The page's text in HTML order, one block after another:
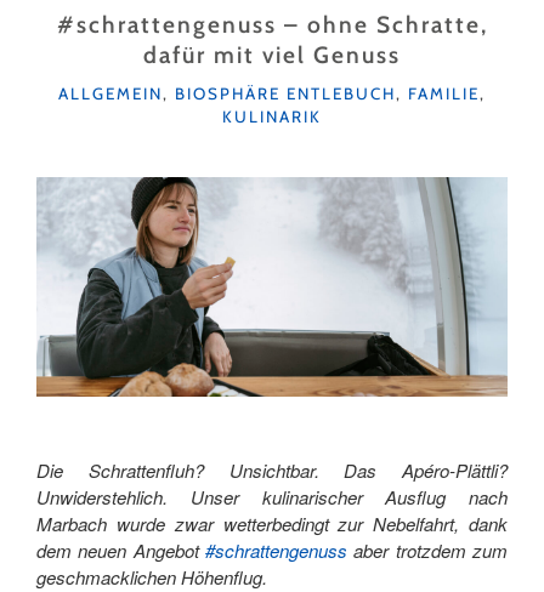
40KG
HOLZKOHLE
ZURÜCKGEKEHRT"
#schrattengenuss – ohne Schratte,
dafür mit viel Genuss
KATEGORIEN
ALLGEMEIN, BIOSPHÄRE ENTLEBUCH, FAMILIE,
KULINARIK
Die Schrattenfluh? Unsichtbar. Das Apéro-Plättli?
Unwiderstehlich. Unser kulinarischer Ausflug nach
Marbach wurde zwar wetterbedingt zur Nebelfahrt, dank
dem neuen Angebot#schrattengenuss aber trotzdem zum
geschmacklichen Höhenflug.